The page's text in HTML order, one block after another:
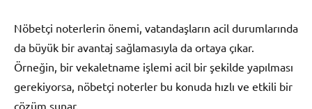
Nöbetçi noterlerin önemi, vatandaşların acil durumlarında
da büyük bir avantaj sağlamasıyla da ortaya çıkar.
Örneğin, bir vekaletname işlemi acil bir şekilde yapılması
gerekiyorsa, nöbetçi noterler bu konuda hızlı ve etkili bir
çözüm sunar.